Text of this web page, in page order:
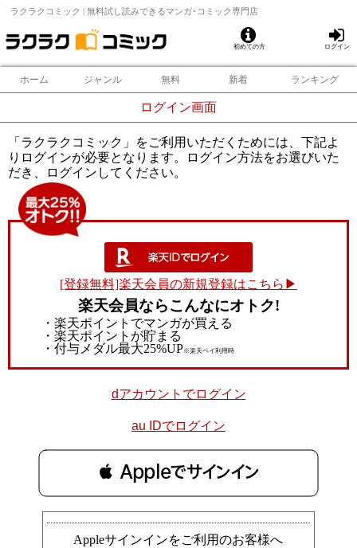
ラクラクコミック | 無料試し読みできるマンガ･コミック専門店
初めての方 ログイン
ホーム ジャンル 無料 新着 ランキング
ログイン画面
「ラクラクコミック」をご利用いただくためには、下記よ
りログインが必要となります。ログイン方法をお選びいた
だき、ログインしてください。
[登録無料]楽天会員の新規登録はこちら▶
楽天会員ならこんなにオトク!
・楽天ポイントでマンガが買える
・楽天ポイントが貯まる
・付与メダル最大25%UP※楽天ペイ利用時
dアカウントでログイン
au IDでログイン
 Appleでサインイン
Appleサインインをご利用のお客様へ